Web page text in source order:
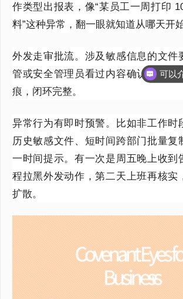
作类型出报表，像“某员工一周打印
料”这种异常，翻一眼就知道从哪天开始
外发走审批流。涉及敏感信息的文件
管或安全管理员看过内容确认后才能
痕，闭环完整。
异常行为有即时预警。比如非工作时
历史敏感文件、短时间跨部门批量复
一时间提示。有一次是周五晚上收到
程拉黑外发动作，第二天上班再核实
扩散。